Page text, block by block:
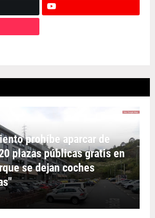
prohíbe aparcar de
plazas públicas gratis en
se dejan coches